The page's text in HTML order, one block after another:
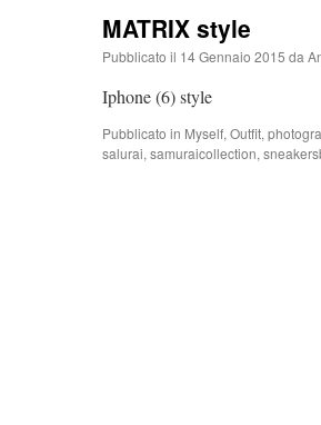
MATRIX style
Pubblicato il 14 Gennaio 2015 da
Iphone (6) style
Pubblicato in Myself, Outfit,
salurai, samuraicollection,